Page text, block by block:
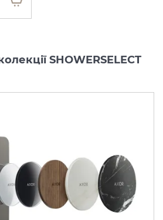
SHOWERSELECT